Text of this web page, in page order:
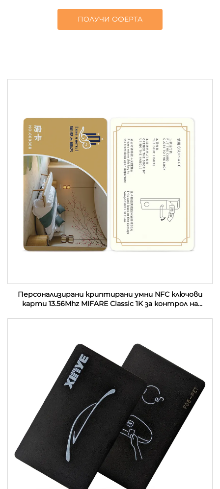
ПОЛУЧИ ОФЕРТА
Персонализирани криптирани умни NFC ключови
карти 13.56Mhz MIFARE Classic 1K за контрол на